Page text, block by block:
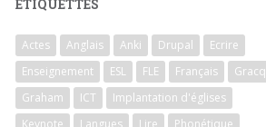
ÉTIQUETTES
Actes Anglais Anki Drupal
Ecrire
Enseignement
ESL FLE Français
Gracq
Graham
ICT
Implantation d'églises
Keynote
Langues Lire
Phonétique